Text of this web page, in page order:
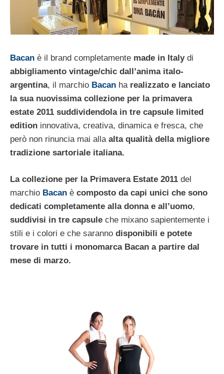
Bacan è il brand completamente made in Italydi
abbigliamento vintage/chic dall’anima italo-
argentina, il marchio Bacan ha realizzato e lanciato
la sua nuovissima collezione per la primavera
estate 2011 suddividendola in tre capsule limited
edition innovativa, creativa, dinamica e fresca, che
però non rinuncia mai alla alta qualità della migliore
tradizione sartoriale italiana.
La collezione per la Primavera Estate 2011 del
marchio Bacan è composto da capi unici che sono
dedicati completamente alla donna e all’uomo,
suddivisi in tre capsule che mixano sapientemente i
stili e i colori e che saranno disponibili e potete
trovare in tutti i monomarca Bacan a partire dal
mese di marzo.